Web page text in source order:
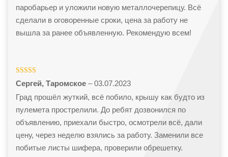
паробарьер и уложили новую металлочерепицу. Всё
сделали в оговоренные сроки, цена за работу не
вышла за ранее объявленную. Рекомендую всем!
Оценка5 из
5
Сергей, Таромское – 03.07.2023
Град прошёл жуткий, всё побило, крышу как будто из
пулемета прострелили. До ребят дозвонился по
объявлению, приехали быстро, осмотрели всё, дали
цену, через неделю взялись за работу. Заменили все
побитые листы шифера, проверили обрешетку.